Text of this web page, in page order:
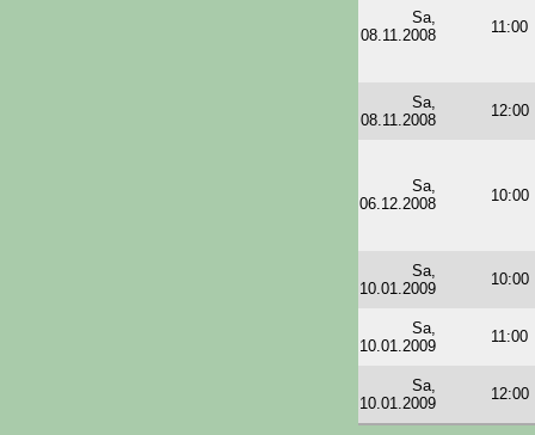
Sa,
08.11.2008
11:00
Sa,
08.11.2008
12:00
Sa,
06.12.2008
10:00
Sa,
10.01.2009
10:00
Sa,
10.01.2009
11:00
Sa,
10.01.2009
12:00